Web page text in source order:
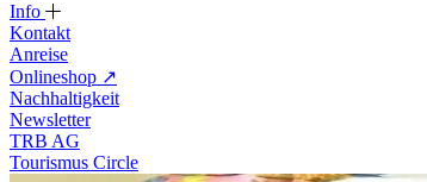
Info
Kontakt
Anreise
Onlineshop ↗
Nachhaltigkeit
Newsletter
TRB AG
Tourismus Circle